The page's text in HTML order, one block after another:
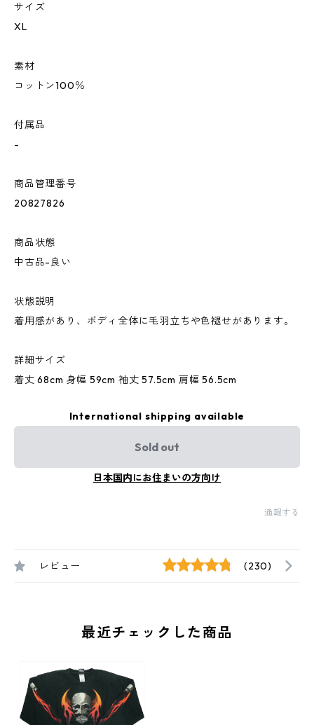
サイズ
XL
素材
コットン100％
付属品
-
商品管理番号
20827826
商品状態
中古品-良い
状態説明
着用感があり、ボディ全体に毛羽立ちや色褪せがあります。
詳細サイズ
着丈 68cm 身幅 59cm 袖丈 57.5cm 肩幅 56.5cm
International shipping available
Sold out
日本国内にお住まいの方向け
通報する
レビュー (230)
最近チェックした商品